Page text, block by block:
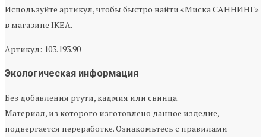
Используйте артикул, чтобы быстро найти «Миска САННИНГ»
в магазине IKEA.
Артикул: 103.193.90
Экологическая информация
Без добавления ртути, кадмия или свинца.
Материал, из которого изготовлено данное изделие,
подвергается переработке. Ознакомьтесь с правилами